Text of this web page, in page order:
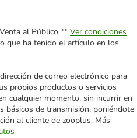
al Público ** Ver condiciones
que ha tenido el artículo en los
de correo electrónico para
propios productos o servicios
cualquier momento, sin incurrir en
básicos de transmisión, poniéndote
al cliente de zooplus. Más